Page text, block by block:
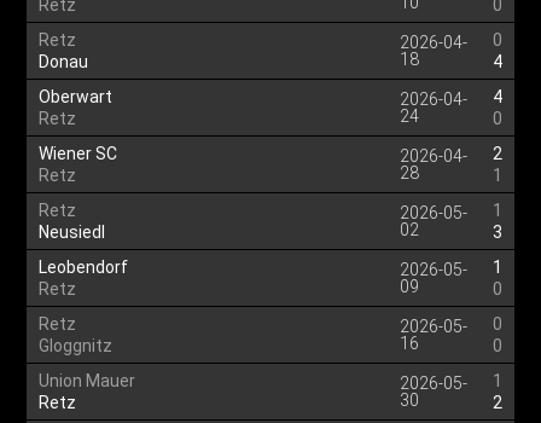
Retz
0
Retz
Donau
2026-04-
18
0
4
Oberwart
Retz
2026-04-
24
4
0
Wiener SC
Retz
2026-04-
28
2
1
Retz
Neusiedl
2026-05-
02
1
3
Leobendorf
Retz
2026-05-
09
1
0
Retz
Gloggnitz
2026-05-
16
0
0
Union Mauer
Retz
2026-05-
30
1
2